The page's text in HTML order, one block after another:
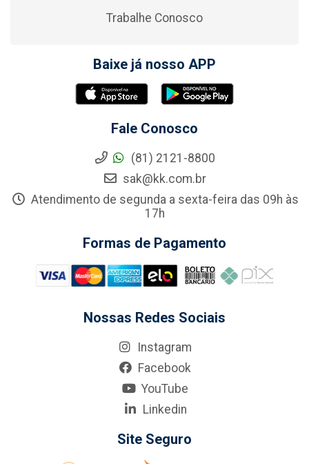
Trabalhe Conosco
Baixe já nosso APP
Fale Conosco
(81) 2121-8800
sak@kk.com.br
Atendimento de segunda a sexta-feira das 09h às
17h
Formas de Pagamento
Nossas Redes Sociais
Instagram
Facebook
YouTube
Linkedin
Site Seguro